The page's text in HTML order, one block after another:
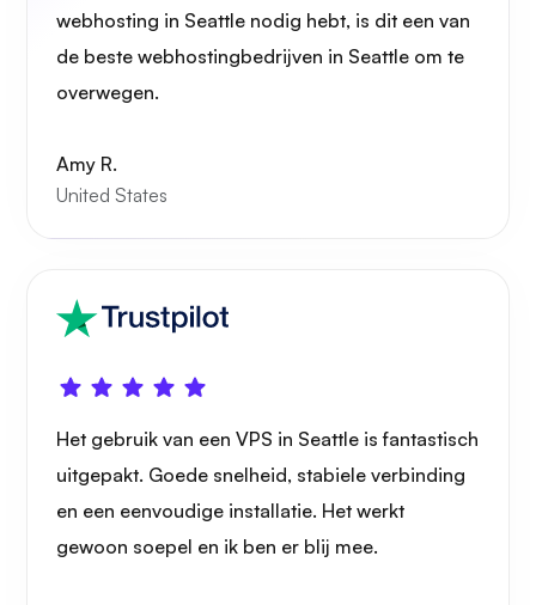
Draadbeschermer
Speelbuis
webhosting in Seattle nodig hebt, is dit een van
de beste webhostingbedrijven in Seattle om te
overwegen.
Amy R.
United States
Het gebruik van een VPS in Seattle is fantastisch
uitgepakt. Goede snelheid, stabiele verbinding
en een eenvoudige installatie. Het werkt
gewoon soepel en ik ben er blij mee.